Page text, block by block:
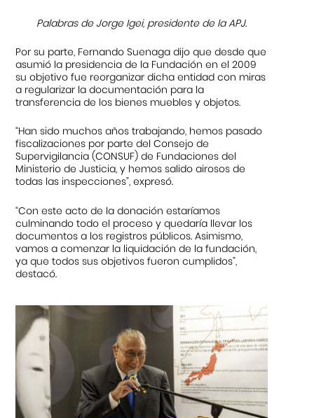
Palabras de Jorge Igei, presidente de la APJ.
Por su parte, Fernando Suenaga dijo que desde que
asumió la presidencia de la Fundación en el 2009
su objetivo fue reorganizar dicha entidad con miras
a regularizar la documentación para la
transferencia de los bienes muebles y objetos.
“Han sido muchos años trabajando, hemos pasado
fiscalizaciones por parte del Consejo de
Supervigilancia (CONSUF) de Fundaciones del
Ministerio de Justicia, y hemos salido airosos de
todas las inspecciones”, expresó.
“Con este acto de la donación estaríamos
culminando todo el proceso y quedaría llevar los
documentos a los registros públicos. Asimismo,
vamos a comenzar la liquidación de la fundación,
ya que todos sus objetivos fueron cumplidos”,
destacó.